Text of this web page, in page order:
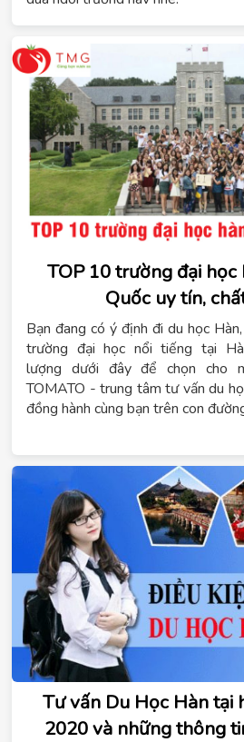
TOP 10 trường đại học
Quốc uy tín,
Bạn đang có ý định đi du học
trường đại học nổi tiếng tại
lượng dưới đây để chọn cho
TOMATO - trung tâm tư vấn du
đồng hành cùng bạn trên con
Tư vấn Du Học Hàn tại
2020 và những thông